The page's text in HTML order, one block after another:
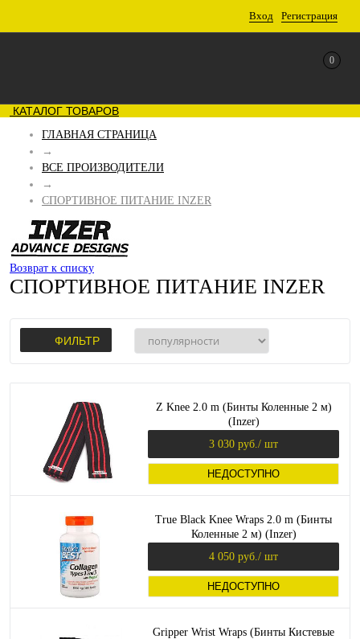
Вход Регистрация
0
КАТАЛОГ ТОВАРОВ
ГЛАВНАЯ СТРАНИЦА
→
ВСЕ ПРОИЗВОДИТЕЛИ
→
СПОРТИВНОЕ ПИТАНИЕ INZER
Возврат к списку
СПОРТИВНОЕ ПИТАНИЕ INZER
ФИЛЬТР
Z Knee 2.0 m (Бинты Коленные 2 м)
(Inzer)
3 030 руб. / шт
НЕДОСТУПНО
True Black Knee Wraps 2.0 m (Бинты
Коленные 2 м) (Inzer)
4 050 руб. / шт
НЕДОСТУПНО
Gripper Wrist Wraps (Бинты Кистевые